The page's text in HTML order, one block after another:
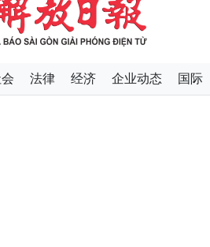
法律 经济 企业动态 国际